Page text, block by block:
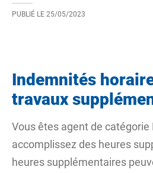
PUBLIÉ LE 25/05/2023
Indemnités
travaux
Vous êtes agent de catégorie
accomplissez des heures
heures supplémentaires